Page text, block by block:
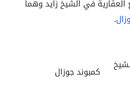
في الشيخ زايد وهما
.
كمبوند جوزال